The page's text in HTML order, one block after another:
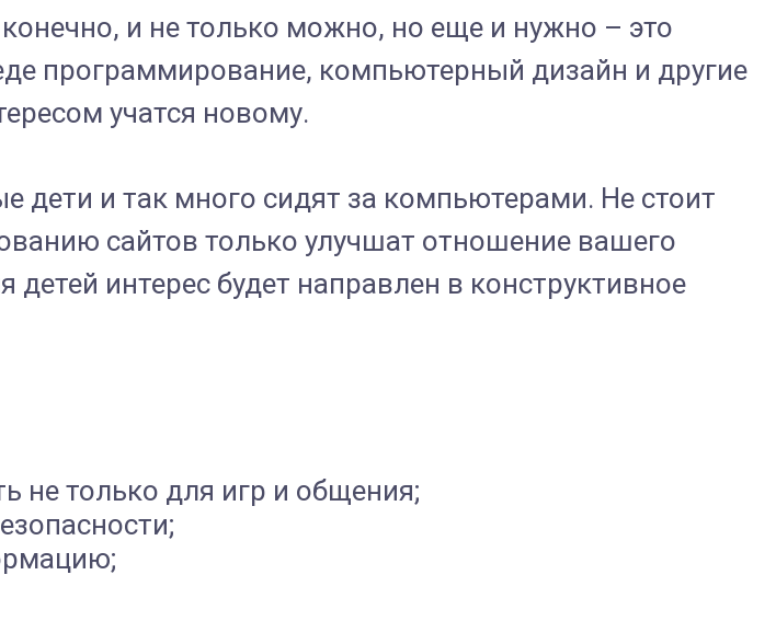
и не только можно, но еще и нужно – это
программирование, компьютерный дизайн и другие
учатся новому.
дети и так много сидят за компьютерами. Не стоит
сайтов только улучшат отношение вашего
интерес будет направлен в конструктивное
не только для игр и общения;